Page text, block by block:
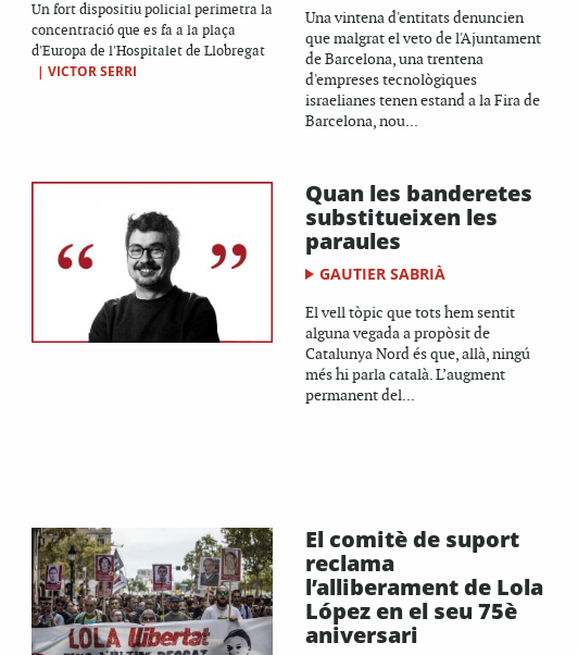
Un fort dispositiu policial perimetra la
concentració que es fa a la plaça
d'Europa de l'Hospitalet de Llobregat
| VICTOR SERRI
Una vintena d'entitats denuncien
que malgrat el veto de l'Ajuntament
de Barcelona, una trentena
d'empreses tecnològiques
israelianes tenen estand a la Fira de
Barcelona, nou...
Quan les banderetes
substitueixen les
paraules
GAUTIER SABRIÀ
El vell tòpic que tots hem sentit
alguna vegada a propòsit de
Catalunya Nord és que, allà, ningú
més hi parla català. L’augment
permanent del...
El comitè de suport
reclama
l’alliberament de Lola
López en el seu 75è
aniversari